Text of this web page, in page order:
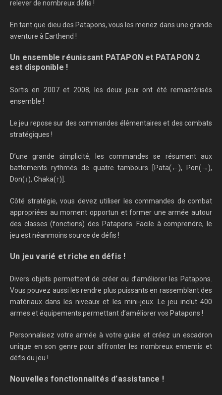
relever de nombreux défis !
En tant que dieu des Patapons, vous les menez dans une grande
aventure à Earthend !
Un ensemble réunissant PATAPON et PATAPON 2
est disponible !
Sortis en 2007 et 2008, les deux jeux ont été remastérisés
ensemble !
Le jeu repose sur des commandes élémentaires et des combats
stratégiques !
D’une grande simplicité, les commandes se résument aux
battements rythmés de quatre tambours [Pata(←), Pon(→),
Don(↓), Chaka(↑)].
Côté stratégie, vous devez utiliser les commandes de combat
appropriées au moment opportun et former une armée autour
des classes (fonctions) des Patapons. Facile à comprendre, le
jeu est néanmoins source de défis !
Un jeu varié et riche en défis !
Divers objets permettent de créer ou d’améliorer les Patapons.
Vous pouvez aussi les rendre plus puissants en rassemblant des
matériaux dans les niveaux et les mini-jeux. Le jeu inclut 400
armes et équipements permettant d’améliorer vos Patapons !
Personnalisez votre armée à votre guise et créez un escadron
unique en son genre pour affronter les nombreux ennemis et
défis du jeu !
Nouvelles fonctionnalités d’assistance !